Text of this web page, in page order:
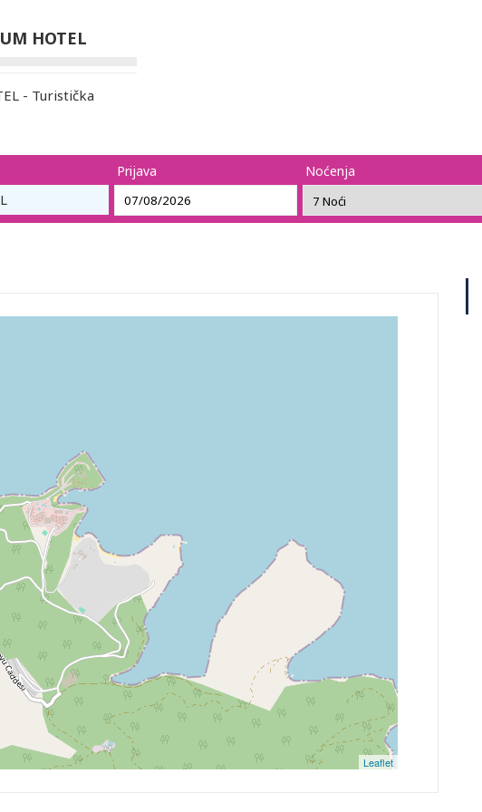
HOTEL
- Turistička
Prijava Noćenja
Leaflet